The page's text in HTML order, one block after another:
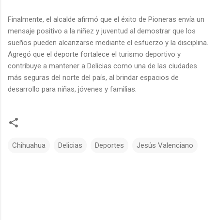
Finalmente, el alcalde afirmó que el éxito de Pioneras envía un
mensaje positivo a la niñez y juventud al demostrar que los
sueños pueden alcanzarse mediante el esfuerzo y la disciplina.
Agregó que el deporte fortalece el turismo deportivo y
contribuye a mantener a Delicias como una de las ciudades
más seguras del norte del país, al brindar espacios de
desarrollo para niñas, jóvenes y familias.
Chihuahua Delicias Deportes Jesús Valenciano